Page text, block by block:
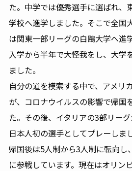
た。中学では優秀選手に選ばれ、
学校へ進学しました。そこで全国
は関東一部リーグの白鴎大学へ進
入学から半年で大怪我をし、大学
ました。
自分の道を模索する中で、アメリ
が、コロナウイルスの影響で帰国
た。その後、イタリアの3部リーグ
日本人初の選手としてプレーしま
帰国後は5人制から3人制に転向し
に参戦しています。現在はオリン